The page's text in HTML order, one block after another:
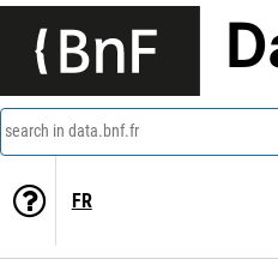
search in data.bnf.fr
FR